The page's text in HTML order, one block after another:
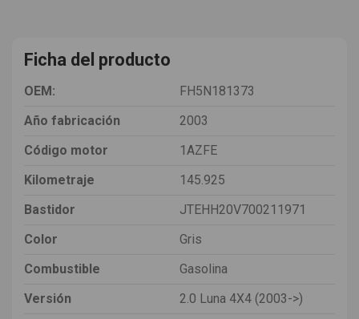
Ficha del producto
OEM:
FH5N181373
Año fabricación
2003
Código motor
1AZFE
Kilometraje
145.925
Bastidor
JTEHH20V700211971
Color
Gris
Combustible
Gasolina
Versión
2.0 Luna 4X4 (2003->)